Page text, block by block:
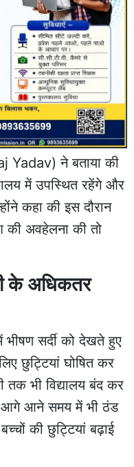
Yadav) ने बताया की
में उपस्थित रहेंगे और
कहा की इस दौरान
अवहेलना की तो
के अधिकतर
सर्दी को देखते हुए
छुट्टियां घोषित कर
भी विद्यालय बंद कर
आगे आने समय में भी ठंड
की छुट्टियां बढ़ाई